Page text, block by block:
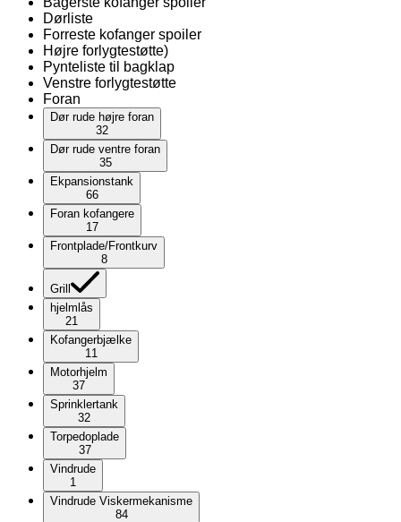
Dørliste
Forreste kofanger spoiler
Højre forlygtestøtte)
Pynteliste til bagklap
Venstre forlygtestøtte
Foran
Dør rude højre foran
32
Dør rude ventre foran
35
Ekpansionstank
66
Foran kofangere
17
Frontplade/Frontkurv
8
Grill
hjelmlås
21
Kofangerbjælke
11
Motorhjelm
37
Sprinklertank
32
Torpedoplade
37
Vindrude
1
Vindrude Viskermekanisme
84